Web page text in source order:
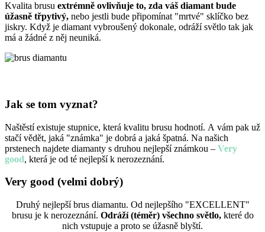
Kvalita brusu extrémně ovlivňuje to, zda váš diamant bude
úžasně třpytivý, nebo jestli bude připomínat "mrtvé" sklíčko bez
jiskry. Když je diamant vybroušený dokonale, odráží světlo tak jak
má a žádné z něj neuniká.
Jak se tom vyznat?
Naštěstí existuje stupnice, která kvalitu brusu hodnotí. A vám pak už
stačí vědět, jaká "známka" je dobrá a jaká špatná. Na našich
prstenech najdete diamanty s druhou nejlepší známkou – Very
good, která je od té nejlepší k nerozeznání.
Very good (velmi dobrý)
Druhý nejlepší brus diamantu. Od nejlepšího "EXCELLENT"
brusu je k nerozeznání. Odráží (téměr) všechno světlo,které do
nich vstupuje a proto se úžasně blyští.